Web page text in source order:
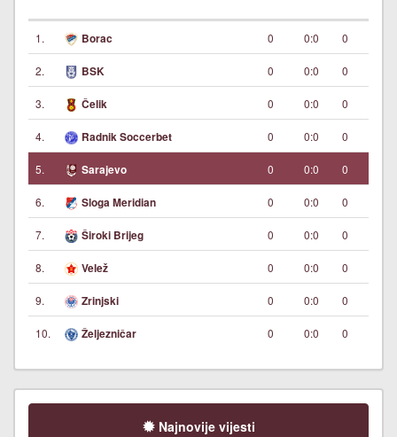
1. Borac 0 0:0 0
2. BSK 0 0:0 0
3. Čelik 0 0:0 0
4. Radnik Soccerbet 0 0:0 0
5. Sarajevo 0 0:0 0
6. Sloga Meridian 0 0:0 0
7. Široki Brijeg 0 0:0 0
8. Velež 0 0:0 0
9. Zrinjski 0 0:0 0
10. Željezničar 0 0:0 0
Najnovije vijesti